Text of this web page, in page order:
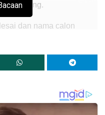
masing.
dan nama calon
24 Februari ini di
selepas